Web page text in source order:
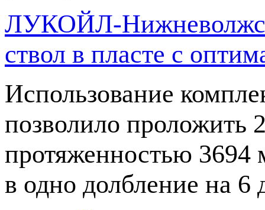
ЛУКОЙЛ-
ствол в пласте с
Использование
позволило проложить
протяженностью 3694
в одно долбление на 6